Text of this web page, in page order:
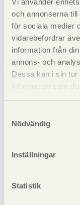
och annonserna
för sociala medier
vidarebefordrar
information från
annons- och
Dessa kan i sin tur
information som
Nödvändig
Inställningar
Statistik